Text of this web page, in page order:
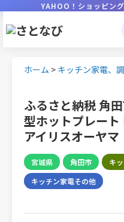
YAHOO！ショッピン
ホーム > キッチン家電、
ふるさと納税 角
型ホットプレー
アイリスオーヤマ
宮城県 角田市 キ
キッチン家電その他